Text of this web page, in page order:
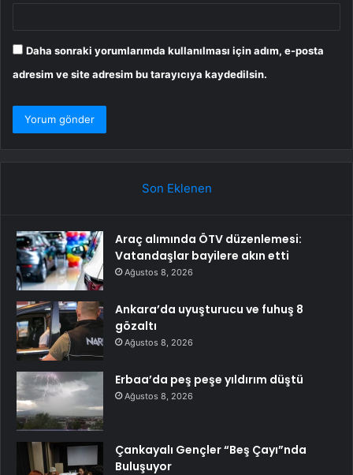
Daha sonraki yorumlarımda kullanılması için adım, e-posta
adresim ve site adresim bu tarayıcıya kaydedilsin.
Son Eklenen
Araç alımında ÖTV düzenlemesi:
Vatandaşlar bayilere akın etti
Ağustos 8, 2026
Ankara’da uyuşturucu ve fuhuş 8
gözaltı
Ağustos 8, 2026
Erbaa’da peş peşe yıldırım düştü
Ağustos 8, 2026
Çankayalı Gençler “Beş Çayı”nda
Buluşuyor